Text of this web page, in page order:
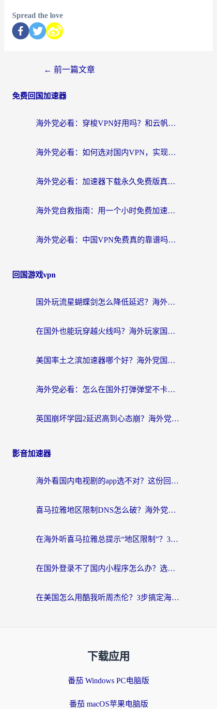
Spread the love
← 前一篇文章
免费回国加速器
海外党必看：穿梭VPN好用吗？和云帆VPN对比哪个回国效果更好？附真实测评+避坑指南
海外党必看：如何选对国内VPN，实现无缝访问国内资源？
海外党必看：加速器下载永久免费版真的存在吗？教你无缝访问国内资源的正确姿势
海外党自救指南：用一个小时免费加速器，轻松打破国内资源访问壁垒？
海外党必看：中国VPN免费真的靠谱吗？手把手教你选对回国加速器
回国游戏vpn
国外玩流星蝴蝶剑怎么降低延迟？海外党必看的加速秘籍（含欧洲鸣潮&彩虹岛优化攻略）
在国外也能玩穿越火线吗？海外玩家国服游戏畅玩终极指南
美国率土之滨加速器哪个好？海外党国服游戏畅玩终极指南（附多游戏解决方案）
海外党必看：怎么在国外打弹弹堂不卡？番茄加速器亲测指南
英国崩坏学园2延迟高到心态崩？海外党国服游戏加速终极指南
影音加速器
海外看国内电视剧的app选不对？这份回国加速器避坑指南帮你流畅追剧
喜马拉雅地区限制DNS怎么破？海外党听国内音乐听书的终极解决方案
在海外听喜马拉雅总提示“地区限制”？3步轻松解除+听国内音乐全攻略
在国外登录不了国内小程序怎么办？选对回国加速器，轻松解锁国内资源
在美国怎么用酷我听周杰伦？3步搞定海外听歌难题
下载应用
番茄 Windows PC电脑版
番茄 macOS苹果电脑版